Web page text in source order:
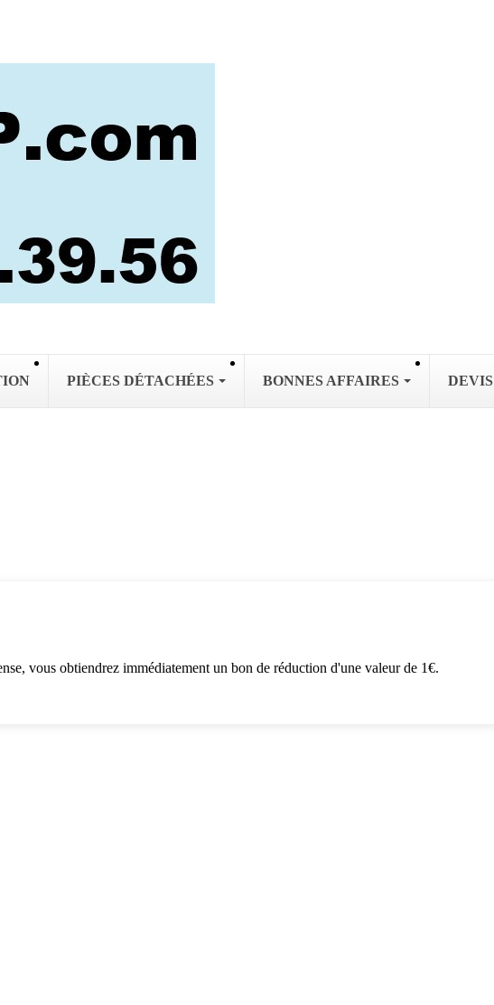
PIÈCES DÉTACHÉES BONNES AFFAIRES DEVIS
vous obtiendrez immédiatement un bon de réduction d'une valeur de 1€.